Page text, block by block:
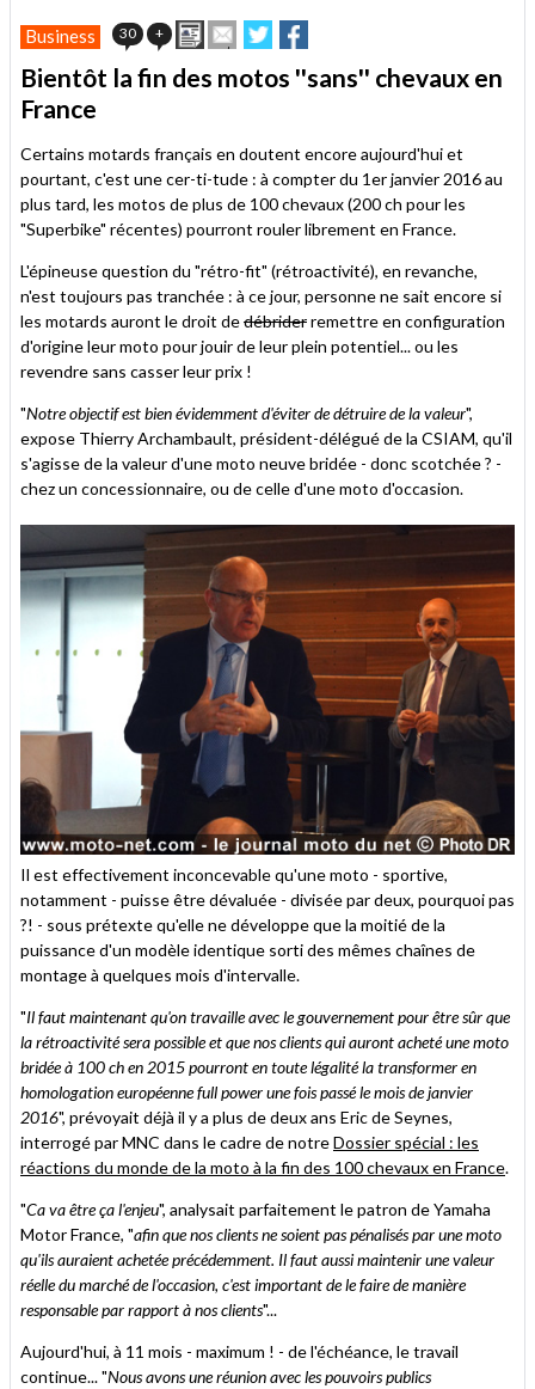
Business 30 + ImprimerEnvoyer
cet
article
à
Partager
sur
Twitter
sur
Facebook
Bientôt la fin des motos ''sans'' chevaux en
France
Certains motards français en doutent encore aujourd'hui et
pourtant, c'est une cer-ti-tude : à compter du 1er janvier 2016 au
plus tard, les motos de plus de 100 chevaux (200 ch pour les
"Superbike" récentes) pourront rouler librement en France.
L'épineuse question du "rétro-fit" (rétroactivité), en revanche,
n'est toujours pas tranchée : à ce jour, personne ne sait encore si
les motards auront le droit dedébriderremettre en configuration
d'origine leur moto pour jouir de leur plein potentiel... ou les
revendre sans casser leur prix !
"Notre objectif est bien évidemment d'éviter de détruire de la valeur",
expose Thierry Archambault, président-délégué de la CSIAM, qu'il
s'agisse de la valeur d'une moto neuve bridée - donc scotchée ? -
chez un concessionnaire, ou de celle d'une moto d'occasion.
Il est effectivement inconcevable qu'une moto - sportive,
notamment - puisse être dévaluée - divisée par deux, pourquoi pas
?! - sous prétexte qu'elle ne développe que la moitié de la
puissance d'un modèle identique sorti des mêmes chaînes de
montage à quelques mois d'intervalle.
"Il faut maintenant qu'on travaille avec le gouvernement pour être sûr que
la rétroactivité sera possible et que nos clients qui auront acheté une moto
bridée à 100 ch en 2015 pourront en toute légalité la transformer en
homologation européenne full power une fois passé le mois de janvier
2016", prévoyait déjà il y a plus de deux ans Eric de Seynes,
interrogé par MNC dans le cadre de notreDossier spécial : les
réactions du monde de la moto à la fin des 100 chevaux en France.
"Ca va être ça l'enjeu", analysait parfaitement le patron de Yamaha
Motor France, "afin que nos clients ne soient pas pénalisés par une moto
qu'ils auraient achetée précédemment. Il faut aussi maintenir une valeur
réelle du marché de l'occasion, c'est important de le faire de manière
responsable par rapport à nos clients"...
Aujourd'hui, à 11 mois - maximum ! - de l'échéance, le travail
continue... "Nous avons une réunion avec les pouvoirs publics